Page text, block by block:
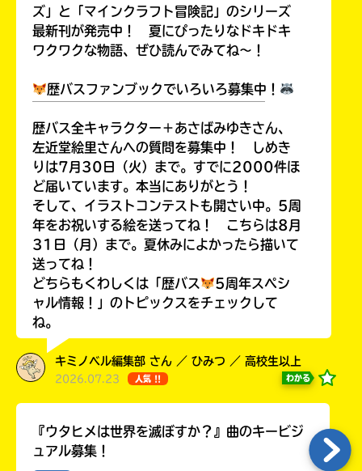
ズ」と「マインクラフト冒険記」のシリーズ
最新刊が発売中！ 夏にぴったりなドキドキ
ワクワクな物語、ぜひ読んでみてね～！
歴バスファンブックでいろいろ募集中！
歴バス全キャラクター＋あさばみゆきさん、
左近堂絵里さんへの質問を募集中！ しめき
りは7月30日（火）まで。すでに2000件ほ
ど届いています。本当にありがとう！
そして、イラストコンテストも開さい中。5周
年をお祝いする絵を送ってね！ こちらは8月
31日（月）まで。夏休みによかったら描いて
送ってね！
どちらもくわしくは「歴バス
5周年スペシ
ャル情報！」のトピックスをチェックして
ね。
キミノベル編集部 さん ／ ひみつ ／ 高校生以上
2026.07.23 人気 !! わかる
『ウタヒメは世界を滅ぼすか？』曲のキービジ
ュアル募集！